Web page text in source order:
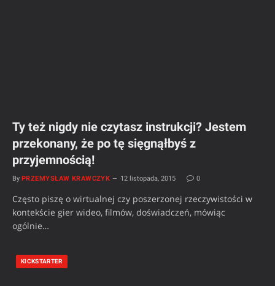
Ty też nigdy nie czytasz instrukcji? Jestem
przekonany, że po tę sięgnąłbyś z
przyjemnością!
By PRZEMYSŁAW KRAWCZYK 12 listopada, 2015 0
Często piszę o wirtualnej czy poszerzonej rzeczywistości w
kontekście gier wideo, filmów, doświadczeń, mówiąc
ogólnie…
KICKSTARTER